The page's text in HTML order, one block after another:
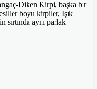
Diken Kirpi, başka bir
boyu kirpiler, Işık
aynı parlak